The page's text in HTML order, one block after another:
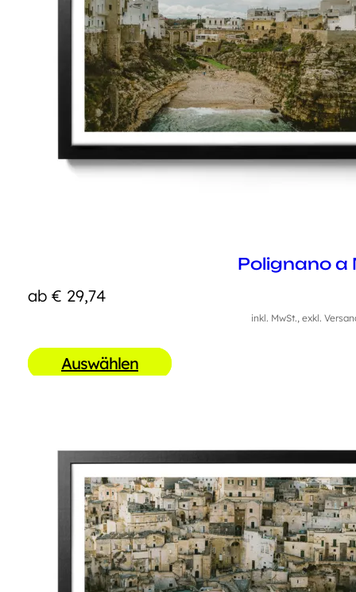
Polignano a
ab € 29,74
inkl. MwSt., exkl.
Auswählen